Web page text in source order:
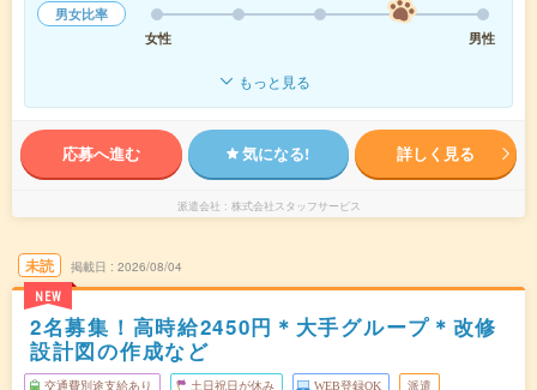
男女比率
女性
男性
もっと見る
応募へ進む 気になる! 詳しく見る
派遣会社 株式会社スタッフサービス
未読
NEW
掲載日 2026/08/04
2名募集！高時給2450円＊大手グループ＊改修
設計図の作成など
交通費別途支給あり 土日祝日が休み WEB登録OK 派遣